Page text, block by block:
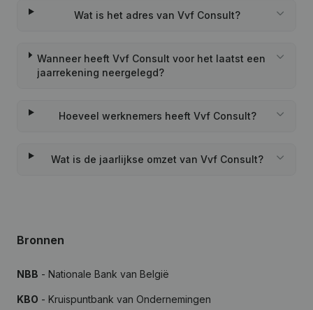
Wat is het adres van Vvf Consult?
Wanneer heeft Vvf Consult voor het laatst een
jaarrekening neergelegd?
Hoeveel werknemers heeft Vvf Consult?
Wat is de jaarlijkse omzet van Vvf Consult?
Bronnen
NBB - Nationale Bank van België
KBO - Kruispuntbank van Ondernemingen